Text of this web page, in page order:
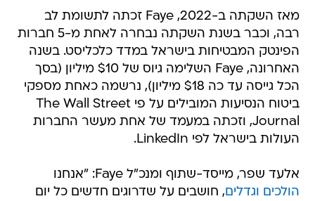
מאז השקתה ב-2022, Faye זכתה לתשומת לב
רבה, וכבר בשנת השקתה נבחרה לאחת מ-5 חברות
הפינטק המבטיחות בישראל במדד כלכליסט. בשנה
האחרונה, Faye השלימה גיוס של $10 מיליון (בסך
הכל גייסה עד כה $18 מיליון), נרשמה כאחת מספקי
ביטוח הנסיעות המובילים על פי The Wall Street
Journal, וזכתה במעמד של אחת מעשר החברות
העולות בישראל לפי LinkedIn.
אלעד שפר, מייסד-שתוף ומנכ"ל Faye: "אנחנו
הולכים וגדלים, חושבים על שדרוגים חדשים כל יום